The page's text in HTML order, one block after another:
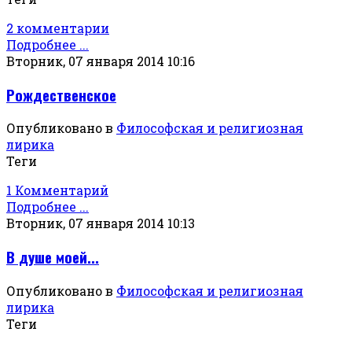
2 комментарии
Подробнее ...
Вторник, 07 января 2014 10:16
Рождественское
Опубликовано в Философская и религиозная
лирика
Теги
1 Комментарий
Подробнее ...
Вторник, 07 января 2014 10:13
В душе моей...
Опубликовано в Философская и религиозная
лирика
Теги